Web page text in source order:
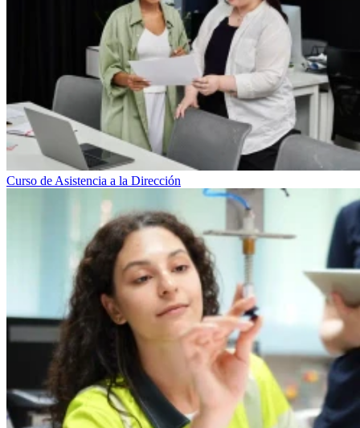
Curso de Asistencia a la Dirección